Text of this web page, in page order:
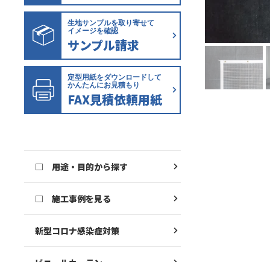
生地サンプルを取り寄せて
イメージを確認
サンプル請求
定型用紙をダウンロードして
かんたんにお見積もり
FAX見積依頼用紙
□ 用途・目的から探す
□ 施工事例を見る
新型コロナ感染症対策